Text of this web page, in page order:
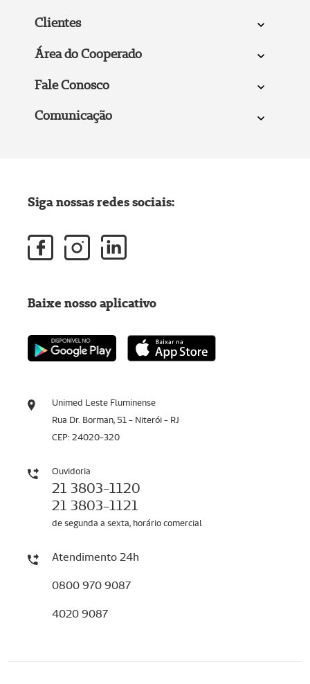
Clientes
Área do Cooperado
Fale Conosco
Comunicação
Unimed Leste Fluminense
Rua Dr. Borman, 51 - Niterói - RJ
CEP: 24020-320
Ouvidoria
21 3803-1120
21 3803-1121
de segunda a sexta, horário comercial
Atendimento 24h
0800 970 9087
4020 9087
Siga nossas redes sociais:
Baixe nosso aplicativo